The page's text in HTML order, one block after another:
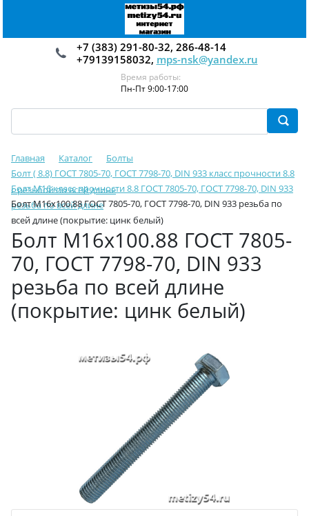
+7 (383) 291-80-32, 286-48-14
+79139158032, mps-nsk@yandex.ru
Время работы:
Пн-Пт 9:00-17:00
Главная Каталог
Болты
Болт ( 8.8) ГОСТ 7805-70, ГОСТ 7798-70, DIN 933 класс прочности 8.8
с резьбой по всей длине
Болт М16 класс прочности 8.8 ГОСТ 7805-70, ГОСТ 7798-70, DIN 933
резьба по всей длине
Болт М16х100.88 ГОСТ 7805-70, ГОСТ 7798-70, DIN 933 резьба по
всей длине (покрытие: цинк белый)
Болт М16х100.88 ГОСТ 7805-
70, ГОСТ 7798-70, DIN 933
резьба по всей длине
(покрытие: цинк белый)